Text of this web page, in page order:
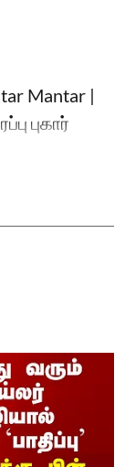
Mantar |
புகார்